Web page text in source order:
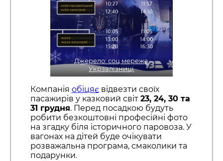
Джерело: соц мережа
Укрзалізниці
Компанія обіцяєвідвезти своїх
пасажирів у казковий світ 23, 24, 30 та
31 грудня. Перед посадкою будуть
робити безкоштовні професійні фото
на згадку біля історичного паровоза. У
вагонах на дітей буде очікувати
розважальна програма, смаколики та
подарунки.